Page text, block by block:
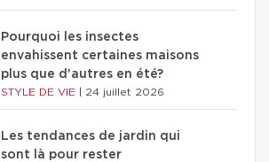
Pourquoi les insectes
envahissent certaines maisons
plus que d'autres en été?
STYLE DE VIE 24 juillet 2026
Les tendances de jardin qui
sont là pour rester